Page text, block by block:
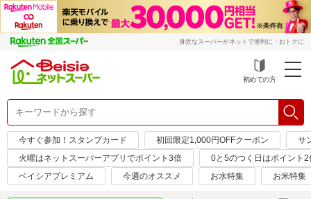
身近なスーパーがネットで便利に・おトクに
初めての方
今すぐ参加！スタンプカード 初回限定1,000円OFFクーポン
サ
火曜はネットスーパーアプリでポイント3倍
0と5のつく日はポイント2
ベイシアプレミアム
今週のオススメ お水特集 お米特集